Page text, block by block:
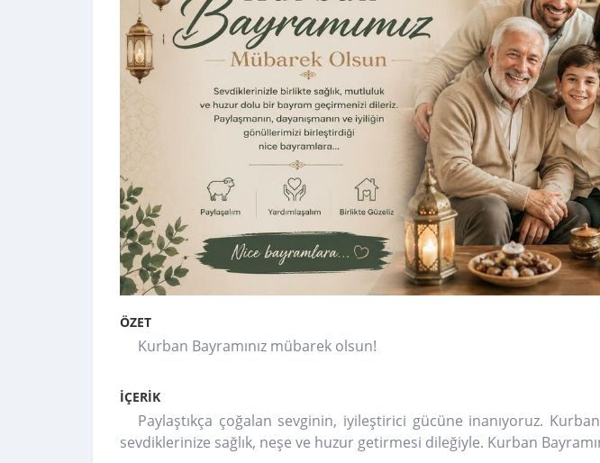
ÖZET
Kurban Bayramınız mübarek olsun!
İÇERİK
Paylaştıkça çoğalan sevginin, iyileştirici gücüne inanıyoruz.
sevdiklerinize sağlık, neşe ve huzur getirmesi dileğiyle. Kurban